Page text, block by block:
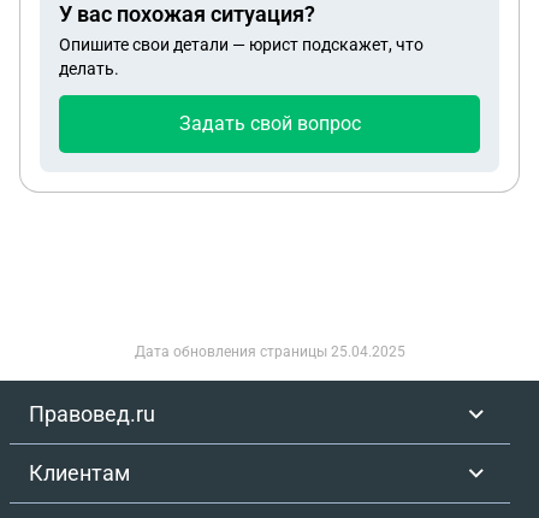
У вас похожая ситуация?
Опишите свои детали — юрист подскажет, что
делать.
Задать свой вопрос
Дата обновления страницы 25.04.2025
Правовед.ru
Клиентам